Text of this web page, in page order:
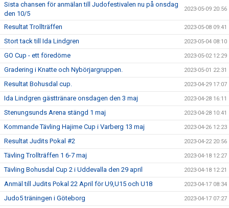
Sista chansen för anmälan till Judofestivalen nu på onsdag
den 10/5
2023-05-09 20:56
Resultat Trollträffen 2023-05-08 09:41
Stort tack till Ida Lindgren 2023-05-04 08:10
GO Cup - ett föredöme 2023-05-02 12:29
Gradering i Knatte och Nybörjargruppen. 2023-05-01 22:31
Resultat Bohusdal cup. 2023-04-29 17:07
Ida Lindgren gästtränare onsdagen den 3 maj 2023-04-28 16:11
Stenungsunds Arena stängd 1 maj 2023-04-28 10:41
Kommande Tävling Hajime Cup i Varberg 13 maj 2023-04-26 12:23
Resultat Judits Pokal #2 2023-04-22 20:56
Tävling Trollträffen 1 6-7 maj 2023-04-18 12:27
Tävling Bohusdal Cup 2 i Uddevalla den 29 april 2023-04-18 12:21
Anmäl till Judits Pokal 22 April för U9,U15 och U18 2023-04-17 08:34
Judo5 träningen i Göteborg 2023-04-17 07:27